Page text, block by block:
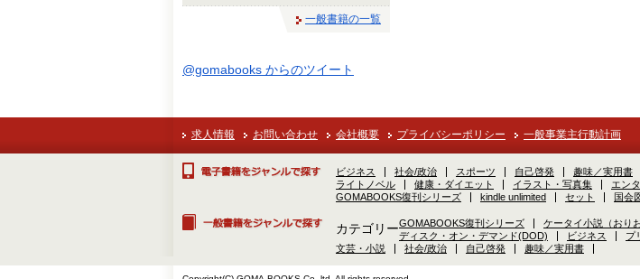
一般書籍の一覧
@gomabooks からのツイート
求人情報 お問い合わせ 会社概要 プライバシーポリシー 一般事業主行動計画
ビジネス 社会/政治 スポーツ 自己啓発 趣味／実用書
ライトノベル
健康・ダイエット イラスト・写真集 エン
GOMABOOKS復刊シリーズ
kindle unlimited セット 国会
カテゴリーGOMABOOKS復刊シリーズ ケータイ小説（おり
ディスク・オン・デマンド(DOD)
ビジネス プ
文芸・小説
社会/政治 自己啓発 趣味／実用書